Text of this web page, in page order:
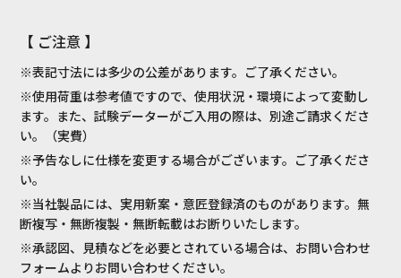
【 ご注意 】
※表記寸法には多少の公差があります。ご了承ください。
※使用荷重は参考値ですので、使用状況・環境によって変動し
ます。また、試験データーがご入用の際は、別途ご請求くださ
い。（実費）
※予告なしに仕様を変更する場合がございます。ご了承くださ
い。
※当社製品には、実用新案・意匠登録済のものがあります。無
断複写・無断複製・無断転載はお断りいたします。
※承認図、見積などを必要とされている場合は、お問い合わせ
フォームよりお問い合わせください。